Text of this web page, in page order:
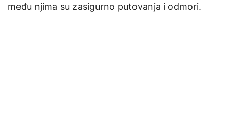
među njima su zasigurno putovanja i odmori.